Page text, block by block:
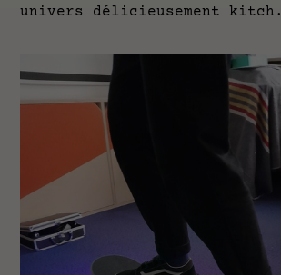
univers délicieusement kitch.